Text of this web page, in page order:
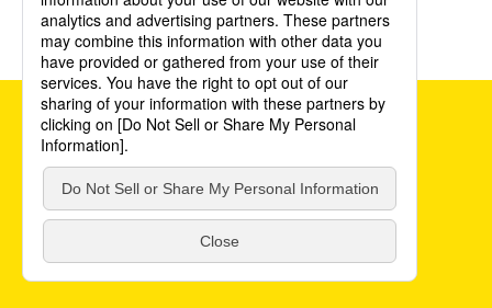
サイトご利用にあたってウェブアクセシビリティ方針
個人情報保護方針カスタマーハラスメント方針
©POKKA SAPPORO Food & Beverage Ltd. All Rights Reserved.